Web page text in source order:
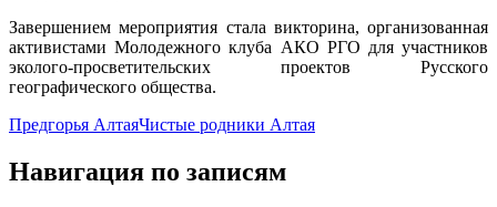
Завершением мероприятия стала викторина, организованная
активистами Молодежного клуба АКО РГО для участников
эколого-просветительских проектов Русского
географического общества.
Предгорья АлтаяЧистые родники Алтая
Навигация по записям